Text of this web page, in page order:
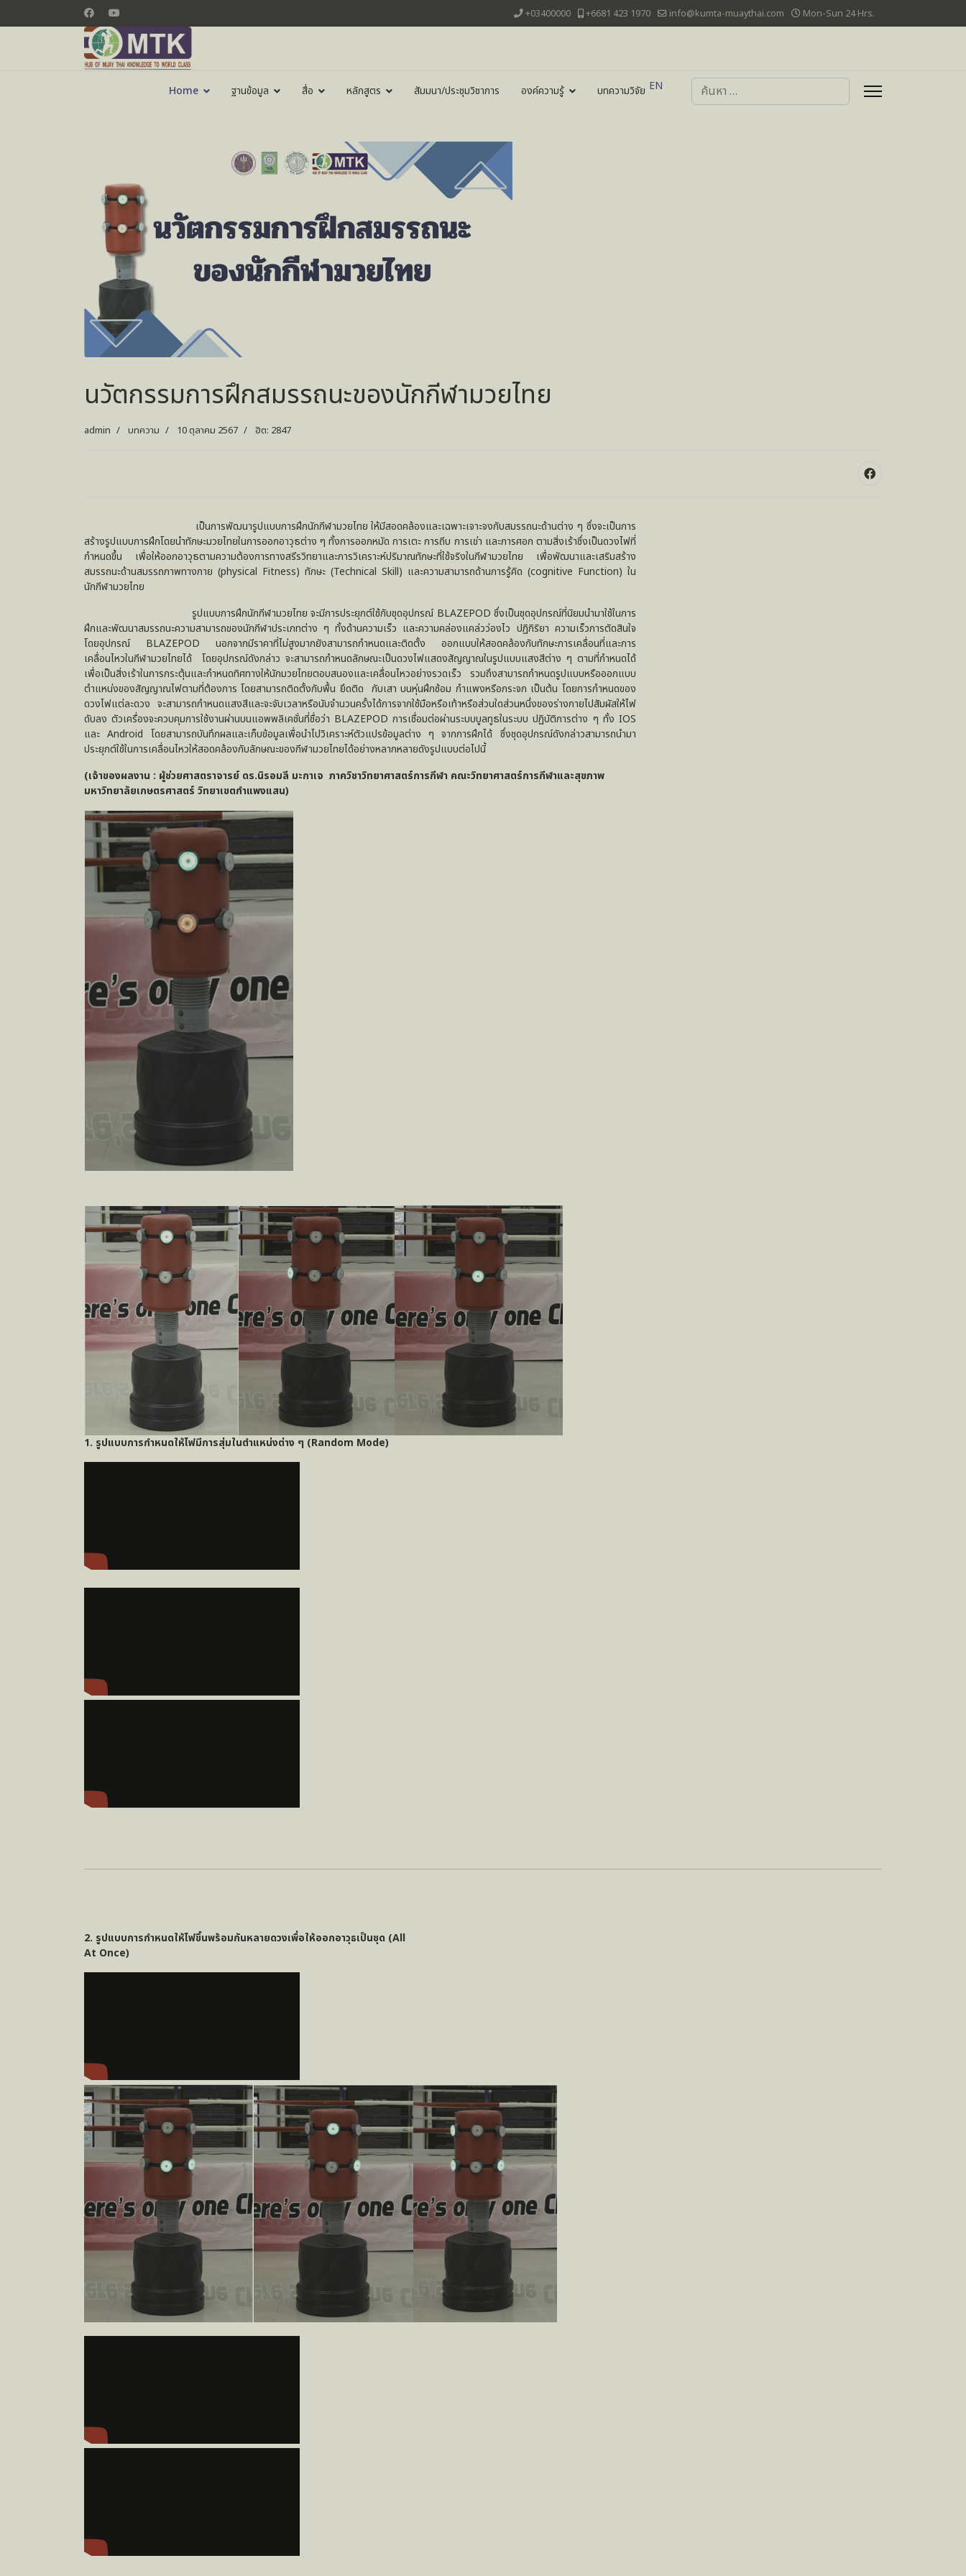
+03400000 +6681 423 1970 info@kumta-muaythai.com Mon-Sun 24 Hrs.
Home ฐานข้อมูล สื่อ หลักสูตร สัมมนา/ประชุมวิชาการ องค์ความรู้ บทความวิจัย EN
การค้นหา
นวัตกรรมการฝึกสมรรถนะของนักกีฬามวยไทย
admin บทความ 10 ตุลาคม 2567 ฮิต: 2847
เป็นการพัฒนารูปแบบการฝึกนักกีฬามวยไทย ให้มีสอดคล้องและเฉพาะเจาะจงกับสมรรถนะด้านต่าง ๆ ซึ่งจะเป็นการ
สร้างรูปแบบการฝึกโดยนำทักษะมวยไทยในการออกอาวุธต่าง ๆ ทั้งการออกหมัด การเตะ การถีบ การเข่า และการศอก ตามสิ่งเร้าซึ่งเป็นดวงไฟที่
กำหนดขึ้น เพื่อให้ออกอาวุธตามความต้องการทางสรีรวิทยาและการวิเคราะห์ปริมาณทักษะที่ใช้จริงในกีฬามวยไทย เพื่อพัฒนาและเสริมสร้าง
สมรรถนะด้านสมรรถภาพทางกาย (physical Fitness) ทักษะ (Technical Skill) และความสามารถด้านการรู้คิด (cognitive Function) ใน
นักกีฬามวยไทย
รูปแบบการฝึกนักกีฬามวยไทย จะมีการประยุกต์ใช้กับชุดอุปกรณ์ BLAZEPOD ซึ่งเป็นชุดอุปกรณ์ที่นิยมนำมาใช้ในการ
ฝึกและพัฒนาสมรรถนะความสามารถของนักกีฬาประเภทต่าง ๆ ทั้งด้านความเร็ว และความคล่องแคล่วว่องไว ปฏิกิริยา ความเร็วการตัดสินใจ
โดยอุปกรณ์ BLAZEPOD นอกจากมีราคาที่ไม่สูงมากยังสามารถกำหนดและติดตั้ง ออกแบบให้สอดคล้องกับทักษะการเคลื่อนที่และการ
เคลื่อนไหวในกีฬามวยไทยได้ โดยอุปกรณ์ดังกล่าว จะสามารถกำหนดลักษณะเป็นดวงไฟแสดงสัญญาณในรูปแบบแสงสีต่าง ๆ ตามที่กำหนดได้
เพื่อเป็นสิ่งเร้าในการกระตุ้นและกำหนดทิศทางให้นักมวยไทยตอบสนองและเคลื่อนไหวอย่างรวดเร็ว รวมถึงสามารถกำหนดรูปแบบหรือออกแบบ
ตำแหน่งของสัญญาณไฟตามที่ต้องการ โดยสามารถติดตั้งกับพื้น ยึดติด กับเสา บนหุ่นฝึกซ้อม กำแพงหรือกระจก เป็นต้น โดยการกำหนดของ
ดวงไฟแต่ละดวง จะสามารถกำหนดแสงสีและจะจับเวลาหรือนับจำนวนครั้งได้การจากใช้มือหรือเท้าหรือส่วนใดส่วนหนึ่งของร่างกายไปสัมผัสให้ไฟ
ดับลง ตัวเครื่องจะควบคุมการใช้งานผ่านบนแอพพลิเคชั่นที่ชื่อว่า BLAZEPOD การเชื่อมต่อผ่านระบบบูลทูธในระบบ ปฏิบัติการต่าง ๆ ทั้ง IOS
และ Android โดยสามารถบันทึกผลและเก็บข้อมูลเพื่อนำไปวิเคราะห์ตัวแปรข้อมูลต่าง ๆ จากการฝึกได้ ซึ่งชุดอุปกรณ์ดังกล่าวสามารถนำมา
ประยุกต์ใช้ในการเคลื่อนไหวให้สอดคล้องกับลักษณะของกีฬามวยไทยได้อย่างหลากหลายดังรูปแบบต่อไปนี้
(เจ้าของผลงาน : ผู้ช่วยศาสตราจารย์ ดร.นิรอมลี มะกาเจ ภาควิชาวิทยาศาสตร์การกีฬา คณะวิทยาศาสตร์การกีฬาและสุขภาพ
มหาวิทยาลัยเกษตรศาสตร์ วิทยาเขตกำแพงแสน)
1. รูปแบบการกำหนดให้ไฟมีการสุ่มในตำแหน่งต่าง ๆ (Random Mode)
2. รูปแบบการกำหนดให้ไฟขึ้นพร้อมกันหลายดวงเพื่อให้ออกอาวุธเป็นชุด (All
At Once)